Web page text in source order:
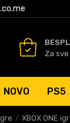
PLAĆANJE
Za
NOVO PS5
XBOX ONE